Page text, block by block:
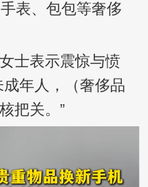
表、包包等奢侈
表示震惊与愤
年人，（奢侈品
把关。”